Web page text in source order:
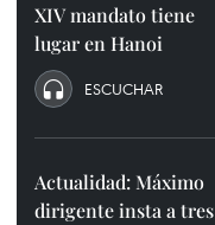
XIV mandato tiene
lugar en Hanoi
ESCUCHAR
Actualidad: Máximo
dirigente insta a tres